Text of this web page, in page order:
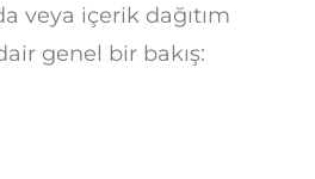
veya içerik dağıtım
genel bir bakış: